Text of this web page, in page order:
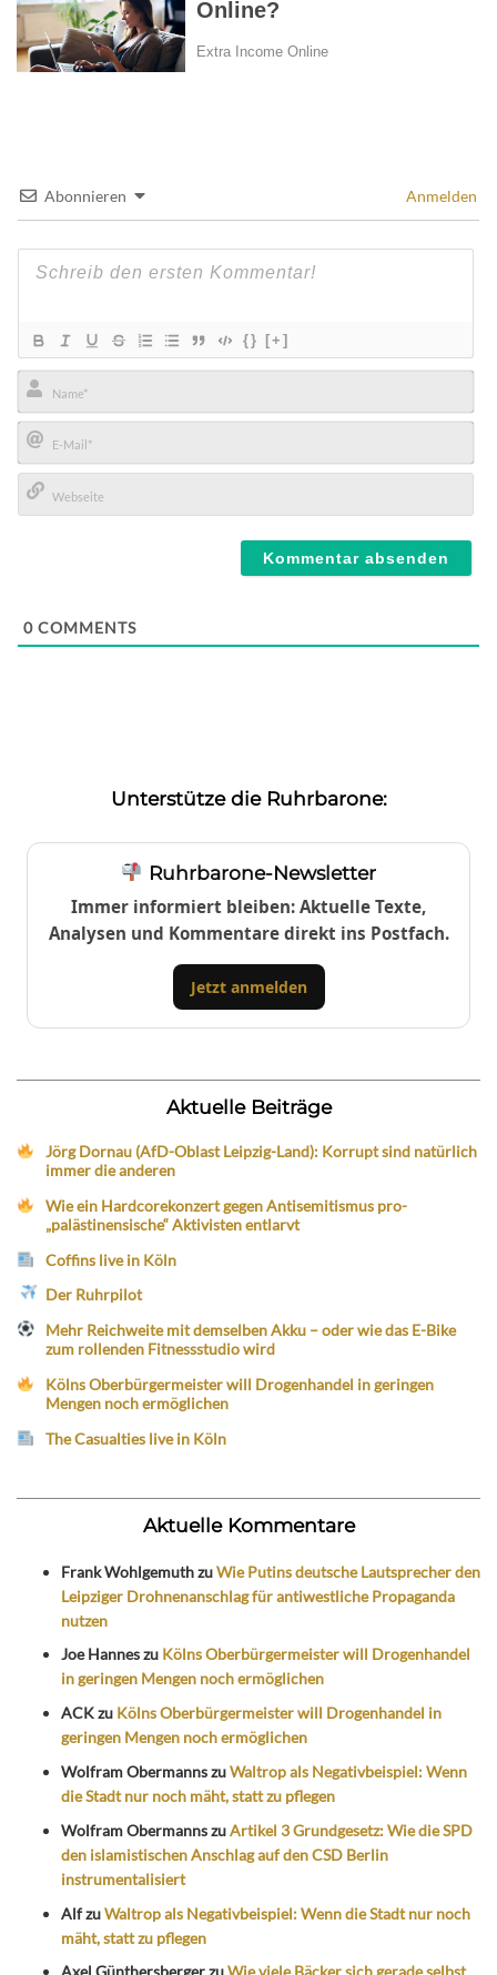
Abonnieren Anmelden
{} [+]
Name*
E-
Mail*
0 COMMENTS
Unterstütze die Ruhrbarone:
Ruhrbarone-Newsletter
Immer informiert bleiben: Aktuelle Texte,
Analysen und Kommentare direkt ins Postfach.
Jetzt anmelden
Aktuelle Beiträge
Jörg Dornau (AfD-Oblast Leipzig-Land): Korrupt sind natürlich
immer die anderen
Wie ein Hardcorekonzert gegen Antisemitismus pro-
„palästinensische“ Aktivisten entlarvt
Coffins live in Köln
Der Ruhrpilot
Mehr Reichweite mit demselben Akku – oder wie das E-Bike
zum rollenden Fitnessstudio wird
Kölns Oberbürgermeister will Drogenhandel in geringen
Mengen noch ermöglichen
The Casualties live in Köln
Aktuelle Kommentare
Frank WohlgemuthzuWie Putins deutsche Lautsprecher den
Leipziger Drohnenanschlag für antiwestliche Propaganda
nutzen
Joe Hanneszu Kölns Oberbürgermeister will Drogenhandel
in geringen Mengen noch ermöglichen
ACKzu Kölns Oberbürgermeister will Drogenhandel in
geringen Mengen noch ermöglichen
Wolfram ObermannszuWaltrop als Negativbeispiel: Wenn
die Stadt nur noch mäht, statt zu pflegen
Wolfram ObermannszuArtikel 3 Grundgesetz: Wie die SPD
den islamistischen Anschlag auf den CSD Berlin
instrumentalisiert
AlfzuWaltrop als Negativbeispiel: Wenn die Stadt nur noch
mäht, statt zu pflegen